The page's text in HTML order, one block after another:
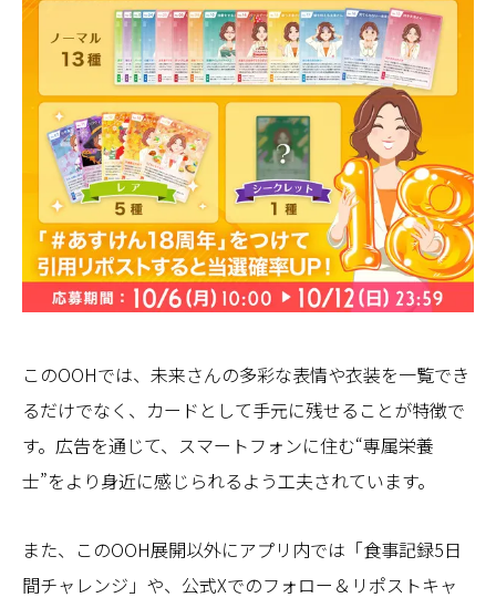
このOOHでは、未来さんの多彩な表情や衣装を一覧でき
るだけでなく、カードとして手元に残せることが特徴で
す。広告を通じて、スマートフォンに住む“専属栄養
士”をより身近に感じられるよう工夫されています。
また、このOOH展開以外にアプリ内では「食事記録5日
間チャレンジ」や、公式Xでのフォロー＆リポストキャ